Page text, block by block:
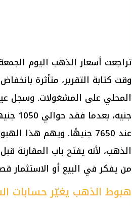
تراجعت أسعار الذهب اليوم
وقت كتابة التقرير، متأثرة
عند 7650 جنيهًا. ويهم هذا
الذهب، لأنه يفتح باب
من يفكر في البيع أو الاستثمار
هبوط الذهب يغيّر حسابات